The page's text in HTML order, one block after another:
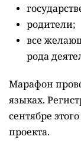
родители;
все
рода
Марафон
языках.
сентябре
проекта.